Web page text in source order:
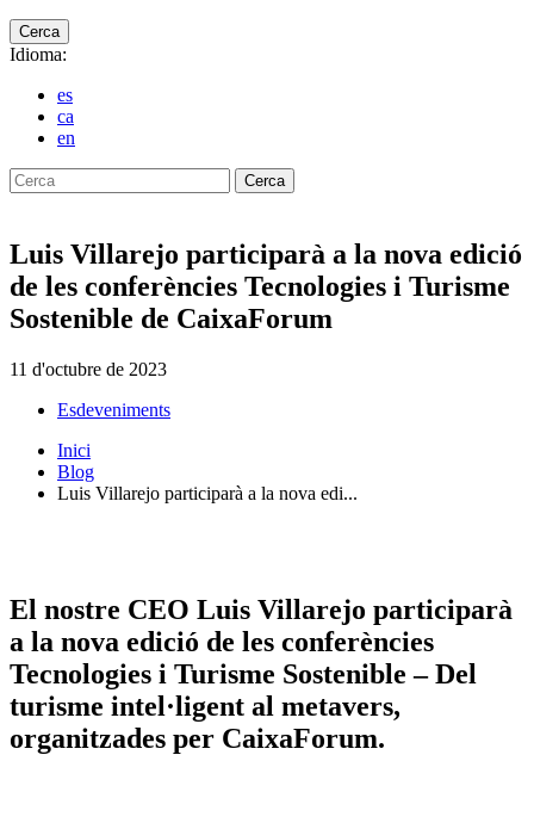
Cerca
Idioma:
es
ca
en
Cerca
Luis Villarejo participarà a la nova edició
de les conferències Tecnologies i Turisme
Sostenible de CaixaForum
11 d'octubre de 2023
Esdeveniments
Inici
Blog
Luis Villarejo participarà a la nova edi...
El nostre CEO Luis Villarejo participarà
a la nova edició de les conferències
Tecnologies i Turisme Sostenible – Del
turisme intel·ligent al metavers,
organitzades per CaixaForum.